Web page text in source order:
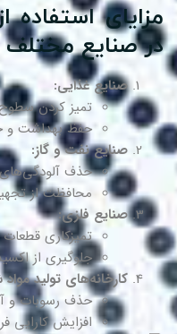
استفاده
صنایع مختلف
صنایع غذایی:
تمیز کردن سطوح و
حفظ بهداشت و
صنایع نفت و گاز:
حذف آلودگی‌های
محافظت از تجهیزات
صنایع فلزی:
تمیزکاری قطعات
جلوگیری از
کارخانه‌های تولید مواد
حذف رسوبات و
افزایش کارایی